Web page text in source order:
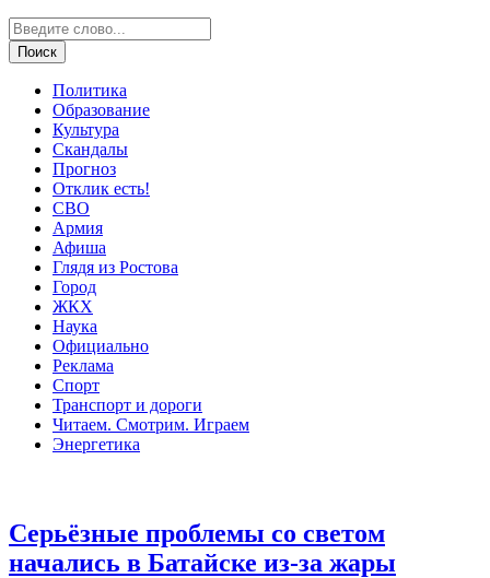
Политика
Образование
Культура
Скандалы
Прогноз
Отклик есть!
СВО
Армия
Афиша
Глядя из Ростова
Город
ЖКХ
Наука
Официально
Реклама
Спорт
Транспорт и дороги
Читаем. Смотрим. Играем
Энергетика
Серьёзные проблемы со светом
начались в Батайске из-за жары